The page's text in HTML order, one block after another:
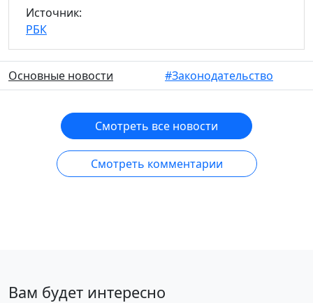
Источник:
РБК
Основные новости #Законодательство
Смотреть все новости
Смотреть комментарии
Вам будет интересно